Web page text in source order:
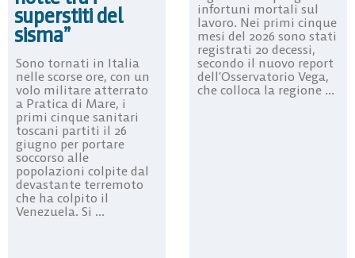
superstiti del
sisma”
Sono tornati in Italia
nelle scorse ore, con un
volo militare atterrato
a Pratica di Mare, i
primi cinque sanitari
toscani partiti il 26
giugno per portare
soccorso alle
popolazioni colpite dal
devastante terremoto
che ha colpito il
Venezuela. Si ...
infortuni mortali sul
lavoro. Nei primi cinque
mesi del 2026 sono stati
registrati 20 decessi,
secondo il nuovo report
dell’Osservatorio Vega,
che colloca la regione ...